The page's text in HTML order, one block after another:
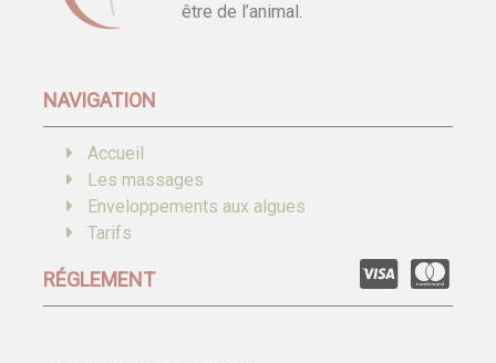
être de l’animal.
NAVIGATION
Accueil
Les massages
Enveloppements aux algues
Tarifs
RÉGLEMENT